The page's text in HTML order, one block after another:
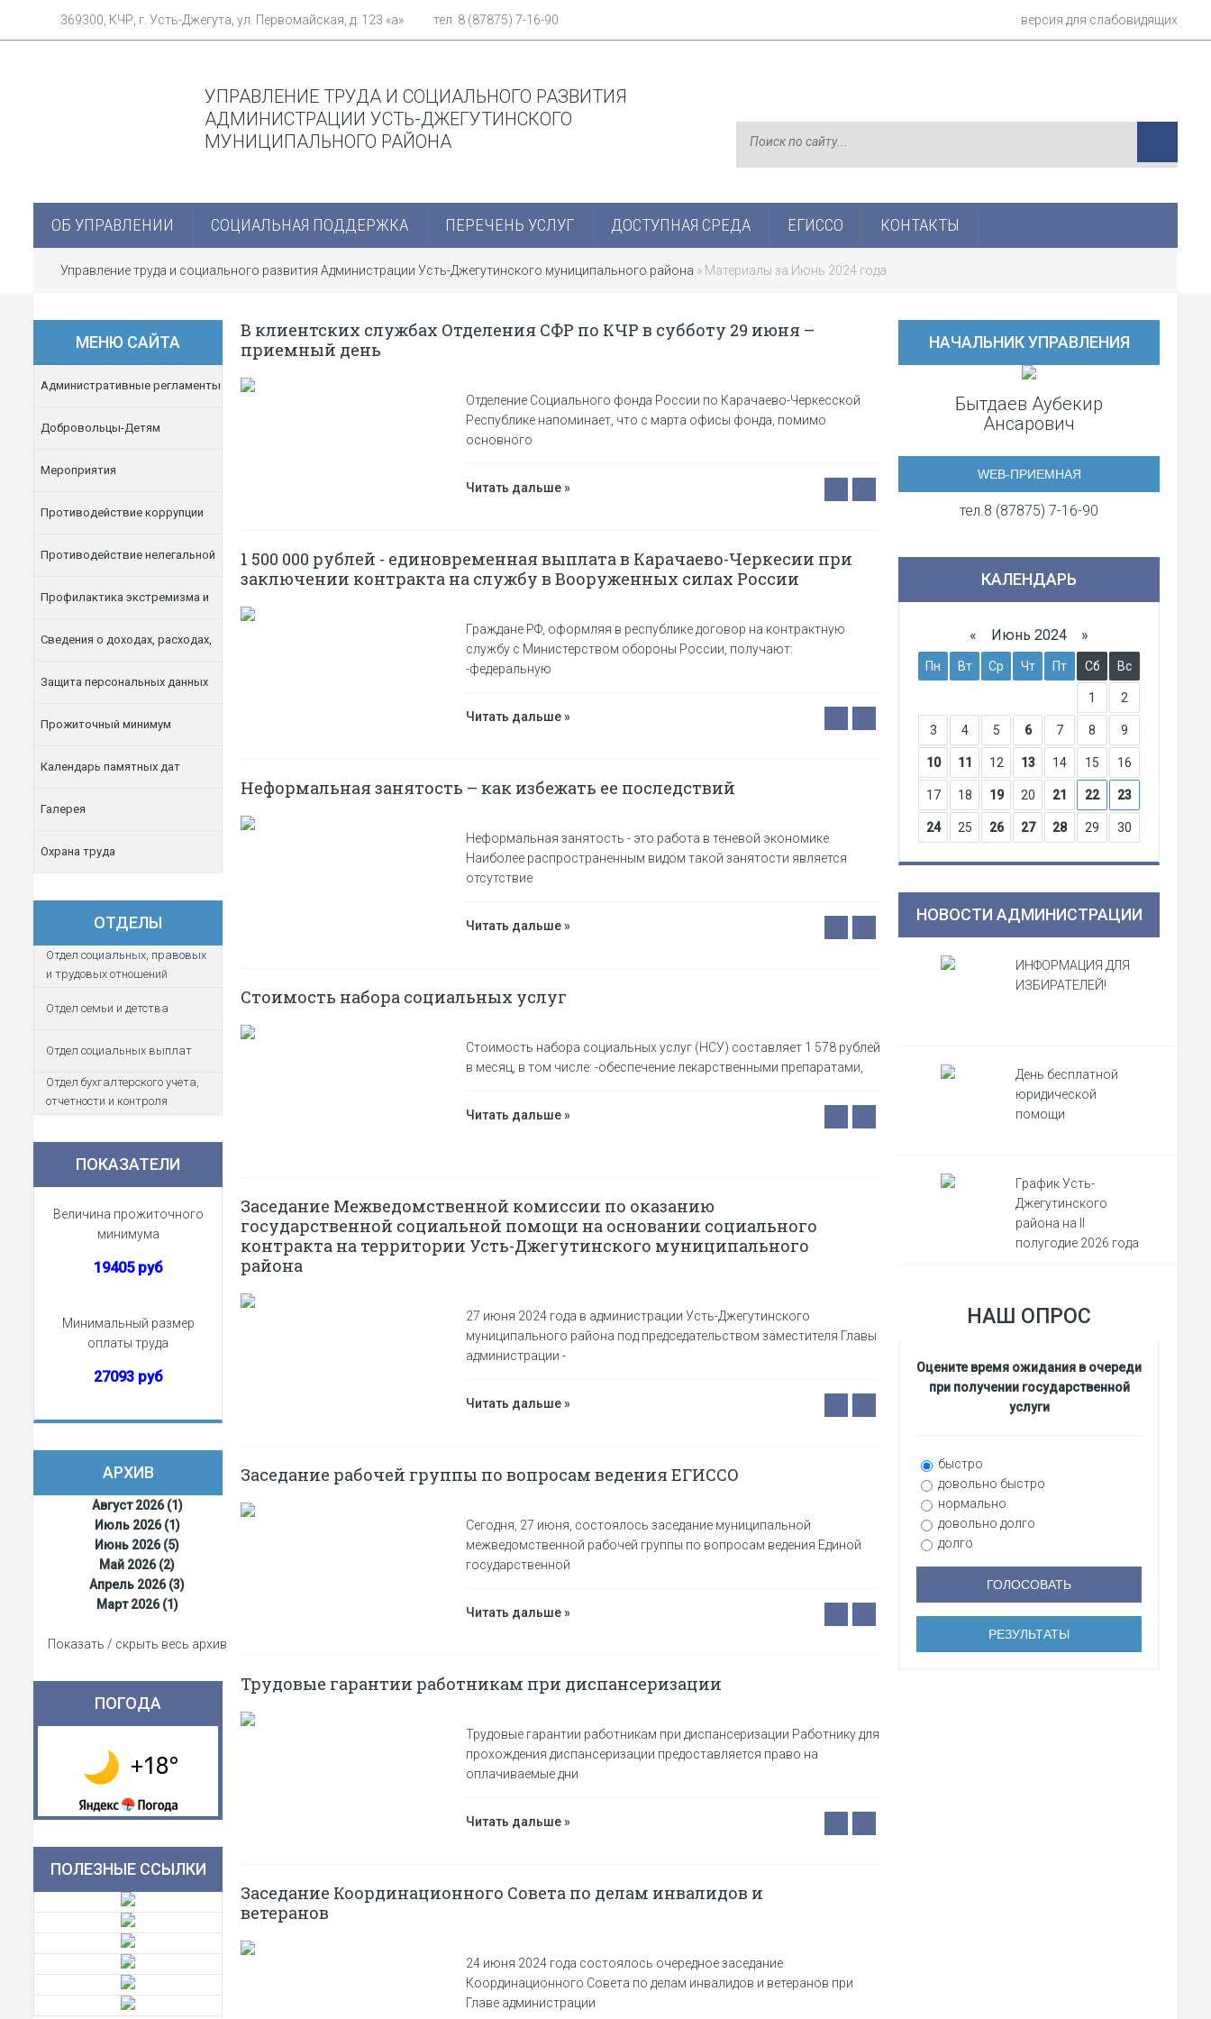
369300, КЧР, г. Усть-Джегута, ул. Первомайская, д. 123 «а» тел. 8 (87875) 7-16-90 версия для слабовидящих
УПРАВЛЕНИЕ ТРУДА И СОЦИАЛЬНОГО РАЗВИТИЯ
АДМИНИСТРАЦИИ УСТЬ-ДЖЕГУТИНСКОГО
МУНИЦИПАЛЬНОГО РАЙОНА
ОБ УПРАВЛЕНИИ СОЦИАЛЬНАЯ ПОДДЕРЖКА ПЕРЕЧЕНЬ УСЛУГ ДОСТУПНАЯ СРЕДА ЕГИСCО КОНТАКТЫ
Управление труда и социального развития Администрации Усть-Джегутинского муниципального района » Материалы за Июнь 2024 года
МЕНЮ САЙТА
Административные регламенты
Добровольцы-Детям
Мероприятия
Противодействие коррупции
Противодействие нелегальной
занятости
Профилактика экстремизма и
терроризма
Сведения о доходах, расходах,
об имуществе и обязательствах
имущественного характера
Защита персональных данных
Прожиточный минимум
Календарь памятных дат
Галерея
Охрана труда
ОТДЕЛЫ
Отдел социальных, правовых
и трудовых отношений
Отдел семьи и детства
Отдел социальных выплат
Отдел бухгалтерского учета,
отчетности и контроля
ПОКАЗАТЕЛИ
Величина прожиточного
минимума
19405 руб
Минимальный размер
оплаты труда
27093 руб
АРХИВ
Август 2026 (1)
Июль 2026 (1)
Июнь 2026 (5)
Май 2026 (2)
Апрель 2026 (3)
Март 2026 (1)
Показать / скрыть весь архив
ПОГОДА
ПОЛЕЗНЫЕ ССЫЛКИ
В клиентских службах Отделения СФР по КЧР в субботу 29 июня –
приемный день
Отделение Социального фонда России по Карачаево-Черкесской
Республике напоминает, что с марта офисы фонда, помимо
основного
Читать дальше »
1 500 000 рублей - единовременная выплата в Карачаево-Черкесии при
заключении контракта на службу в Вооруженных силах России
Граждане РФ, оформляя в республике договор на контрактную
службу с Министерством обороны России, получают:
-федеральную
Читать дальше »
Неформальная занятость – как избежать ее последствий
Неформальная занятость - это работа в теневой экономике.
Наиболее распространенным видом такой занятости является
отсутствие
Читать дальше »
Стоимость набора социальных услуг
Стоимость набора социальных услуг (НСУ) составляет 1 578 рублей
в месяц, в том числе: -обеспечение лекарственными препаратами,
Читать дальше »
Заседание Межведомственной комиссии по оказанию
государственной социальной помощи на основании социального
контракта на территории Усть-Джегутинского муниципального
района
27 июня 2024 года в администрации Усть-Джегутинского
муниципального района под председательством заместителя Главы
администрации -
Читать дальше »
Заседание рабочей группы по вопросам ведения ЕГИССО
Сегодня, 27 июня, состоялось заседание муниципальной
межведомственной рабочей группы по вопросам ведения Единой
государственной
Читать дальше »
Трудовые гарантии работникам при диспансеризации
Трудовые гарантии работникам при диспансеризации Работнику для
прохождения диспансеризации предоставляется право на
оплачиваемые дни
Читать дальше »
Заседание Координационного Совета по делам инвалидов и
ветеранов
24 июня 2024 года состоялось очередное заседание
Координационного Совета по делам инвалидов и ветеранов при
Главе администрации
НАЧАЛЬНИК УПРАВЛЕНИЯ
Бытдаев Аубекир
Ансарович
WEB-ПРИЕМНАЯ
тел.8 (87875) 7-16-90
КАЛЕНДАРЬ
« Июнь 2024 »
Пн Вт Ср Чт Пт Сб Вс
1 2
3 4 5 6 7 8 9
10 11 12 13 14 15 16
17 18 19 20 21 22 23
24 25 26 27 28 29 30
НОВОСТИ АДМИНИСТРАЦИИ
ИНФОРМАЦИЯ ДЛЯ
ИЗБИРАТЕЛЕЙ!
День бесплатной
юридической
помощи
График Усть-
Джегутинского
района на II
полугодие 2026 года
НАШ ОПРОС
Оцените время ожидания в очереди
при получении государственной
услуги
быстро
довольно быстро
нормально
довольно долго
долго